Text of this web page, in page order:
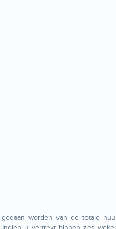
worden van de totale